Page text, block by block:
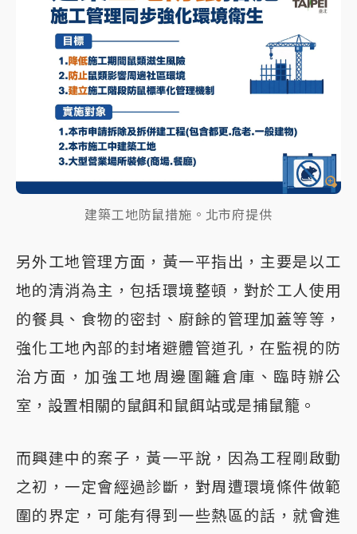
建築工地防鼠措施。北市府提供
另外工地管理方面，黃一平指出，主要是以工
地的清消為主，包括環境整頓，對於工人使用
的餐具、食物的密封、廚餘的管理加蓋等等，
強化工地內部的封堵避體管道孔，在監視的防
治方面，加強工地周邊圍籬倉庫、臨時辦公
室，設置相關的鼠餌和鼠餌站或是捕鼠籠。
而興建中的案子，黃一平說，因為工程剛啟動
之初，一定會經過診斷，對周遭環境條件做範
圍的界定，可能有得到一些熱區的話，就會進